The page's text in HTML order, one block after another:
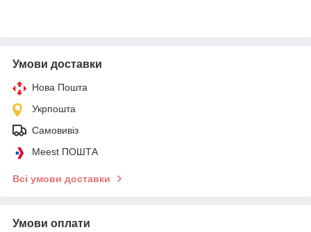
Умови доставки
Нова Пошта
Укрпошта
Самовивіз
Meest ПОШТА
Всі умови доставки
Умови оплати